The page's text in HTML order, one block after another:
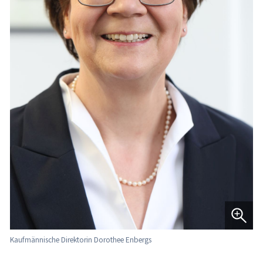
Kaufmännische Direktorin Dorothee Enbergs